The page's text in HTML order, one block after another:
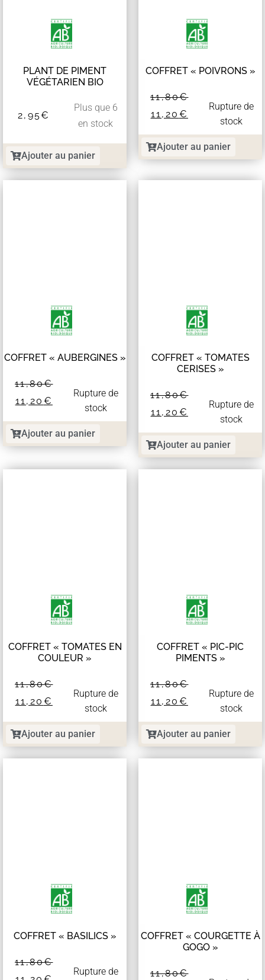
PLANT DE PIMENT
VÉGÉTARIEN BIO
2,95€
Plus que 6
en stock
Ajouter au panier
COFFRET « POIVRONS »
11,80€
11,20 €
Rupture de
stock
Ajouter au panier
COFFRET « AUBERGINES »
11,80€
11,20 €
Rupture de
stock
Ajouter au panier
COFFRET « TOMATES
CERISES »
11,80€
11,20 €
Rupture de
stock
Ajouter au panier
COFFRET « TOMATES EN
COULEUR »
11,80€
11,20 €
Rupture de
stock
Ajouter au panier
COFFRET « PIC-PIC
PIMENTS »
11,80€
11,20 €
Rupture de
stock
Ajouter au panier
COFFRET « BASILICS »
11,80€
Rupture de
COFFRET « COURGETTE À
GOGO »
11,80€